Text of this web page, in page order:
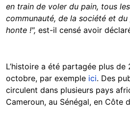
en train de voler du pain, tous
communauté, de la société et
honte !", est-il censé
L’histoire a été partagée plus
octobre, par exemple ici. Des
circulent dans plusieurs pays
Cameroun, au Sénégal, en Côte